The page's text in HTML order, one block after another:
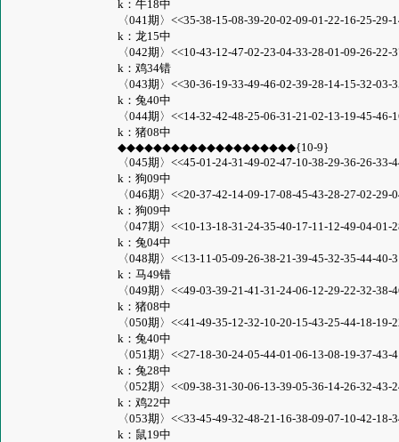
k：牛18中
〈041期〉<<35-38-15-08-39-20-02-09-01-22-16-25-
k：龙15中
〈042期〉<<10-43-12-47-02-23-04-33-28-01-09-26-
k：鸡34错
〈043期〉<<30-36-19-33-49-46-02-39-28-14-15-32-
k：兔40中
〈044期〉<<14-32-42-48-25-06-31-21-02-13-19-45-
k：猪08中
◆◆◆◆◆◆◆◆◆◆◆◆◆◆◆◆◆◆◆◆{10-9}
〈045期〉<<45-01-24-31-49-02-47-10-38-29-36-26-
k：狗09中
〈046期〉<<20-37-42-14-09-17-08-45-43-28-27-02-
k：狗09中
〈047期〉<<10-13-18-31-24-35-40-17-11-12-49-04-
k：兔04中
〈048期〉<<13-11-05-09-26-38-21-39-45-32-35-44-
k：马49错
〈049期〉<<49-03-39-21-41-31-24-06-12-29-22-32-
k：猪08中
〈050期〉<<41-49-35-12-32-10-20-15-43-25-44-18-
k：兔40中
〈051期〉<<27-18-30-24-05-44-01-06-13-08-19-37-
k：兔28中
〈052期〉<<09-38-31-30-06-13-39-05-36-14-26-32-
k：鸡22中
〈053期〉<<33-45-49-32-48-21-16-38-09-07-10-42-
k：鼠19中